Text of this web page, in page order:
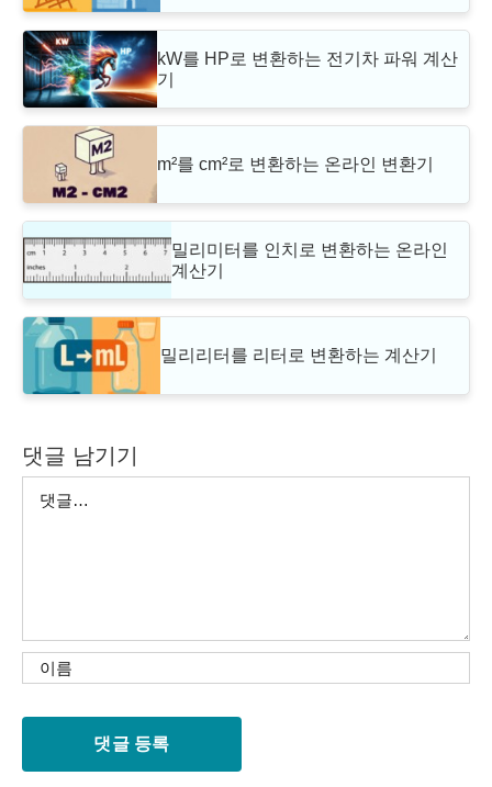
kW를 HP로 변환하는 전기차 파워 계산
기
m²를 cm²로 변환하는 온라인 변환기
밀리미터를 인치로 변환하는 온라인
계산기
밀리리터를 리터로 변환하는 계산기
댓글 남기기